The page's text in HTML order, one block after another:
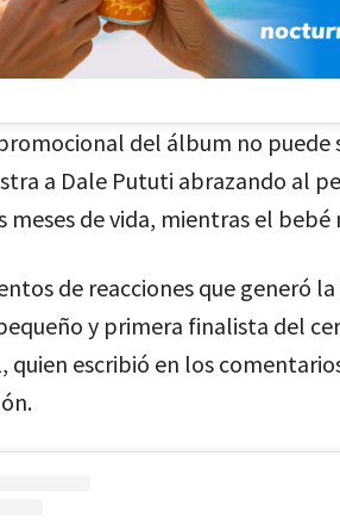
del álbum no puede
a Dale Pututi abrazando al
meses de vida, mientras el
de reacciones que generó
y primera finalista del
quien escribió en los